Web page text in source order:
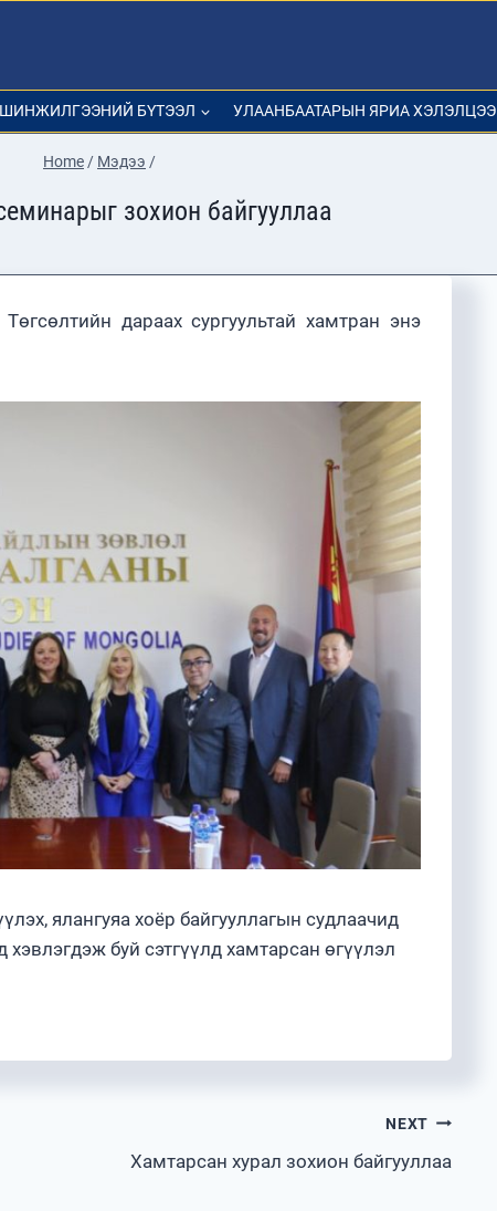
БҮТЭЭЛ УЛААНБААТАРЫН ЯРИА ХЭЛЭЛЦЭЭ
Home/ Мэдээ /
зохион байгууллаа
дараах сургуультай хамтран энэ
ялангуяа хоёр байгууллагын судлаачид
буй сэтгүүлд хамтарсан өгүүлэл
NEXT
Хамтарсан хурал зохион байгууллаа